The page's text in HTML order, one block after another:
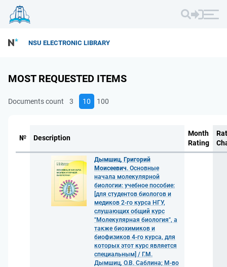
NSU ELECTRONIC LIBRARY
MOST REQUESTED ITEMS
Documents count 3 10 100
№ Description
Month
Rating
Дымшиц, Григорий
Моисеевич. Основные
начала молекулярной
биологии: учебное пособие:
[для студентов биологов и
медиков 2-го курса НГУ,
слушающих общий курс
"Молекулярная биология", а
также биохимиков и
биофизиков 4-го курса, для
которых этот курс является
специальным] / Г.М.
Дымшиц, О.В. Саблина; М-во